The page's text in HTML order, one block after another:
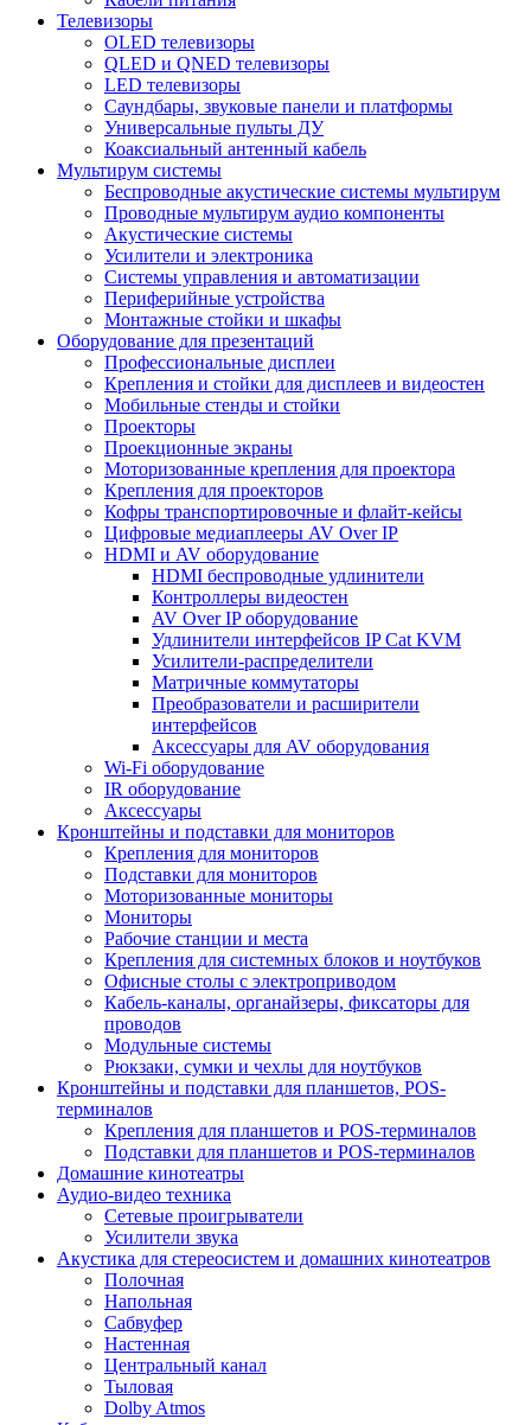
Телевизоры
OLED телевизоры
QLED и QNED телевизоры
LED телевизоры
Саундбары, звуковые панели и платформы
Универсальные пульты ДУ
Коаксиальный антенный кабель
Мультирум системы
Беспроводные акустические системы мультирум
Проводные мультирум аудио компоненты
Акустические системы
Усилители и электроника
Системы управления и автоматизации
Периферийные устройства
Монтажные стойки и шкафы
Оборудование для презентаций
Профессиональные дисплеи
Крепления и стойки для дисплеев и видеостен
Мобильные стенды и стойки
Проекторы
Проекционные экраны
Моторизованные крепления для проектора
Крепления для проекторов
Кофры транспортировочные и флайт-кейсы
Цифровые медиаплееры AV Over IP
HDMI и AV оборудование
HDMI беспроводные удлинители
Контроллеры видеостен
AV Over IP оборудование
Удлинители интерфейсов IP Cat KVM
Усилители-распределители
Матричные коммутаторы
Преобразователи и расширители
интерфейсов
Аксессуары для AV оборудования
Wi-Fi оборудование
IR оборудование
Аксессуары
Кронштейны и подставки для мониторов
Крепления для мониторов
Подставки для мониторов
Моторизованные мониторы
Мониторы
Рабочие станции и места
Крепления для системных блоков и ноутбуков
Офисные столы с электроприводом
Кабель-каналы, органайзеры, фиксаторы для
проводов
Модульные системы
Рюкзаки, сумки и чехлы для ноутбуков
Кронштейны и подставки для планшетов, POS-
терминалов
Крепления для планшетов и POS-терминалов
Подставки для планшетов и POS-терминалов
Домашние кинотеатры
Аудио-видео техника
Сетевые проигрыватели
Усилители звука
Акустика для стереосистем и домашних кинотеатров
Полочная
Напольная
Сабвуфер
Настенная
Центральный канал
Тыловая
Dolby Atmos